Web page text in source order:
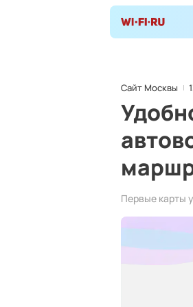
Сайт Москвы
Первые карты